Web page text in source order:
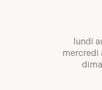
lundi
mercredi